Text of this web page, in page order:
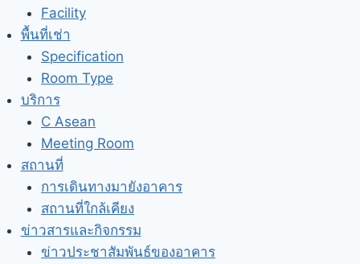
Facility
พื้นที่เช่า
Specification
Room Type
บริการ
C Asean
Meeting Room
สถานที่
การเดินทางมายังอาคาร
สถานที่ใกล้เคียง
ข่าวสารและกิจกรรม
ข่าวประชาสัมพันธ์ของอาคาร